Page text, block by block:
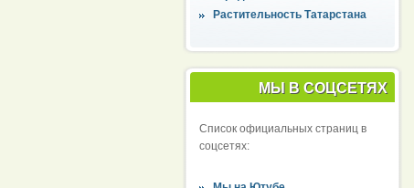
Растительность Татарстана
МЫ В СОЦСЕТЯХ
Список официальных страниц в
соцсетях: